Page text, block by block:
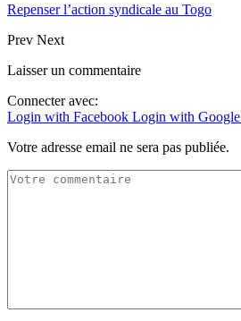
Repenser l’action syndicale au Togo
Prev Next
Laisser un commentaire
Connecter avec:
Login with Facebook Login with Google
Votre adresse email ne sera pas publiée.